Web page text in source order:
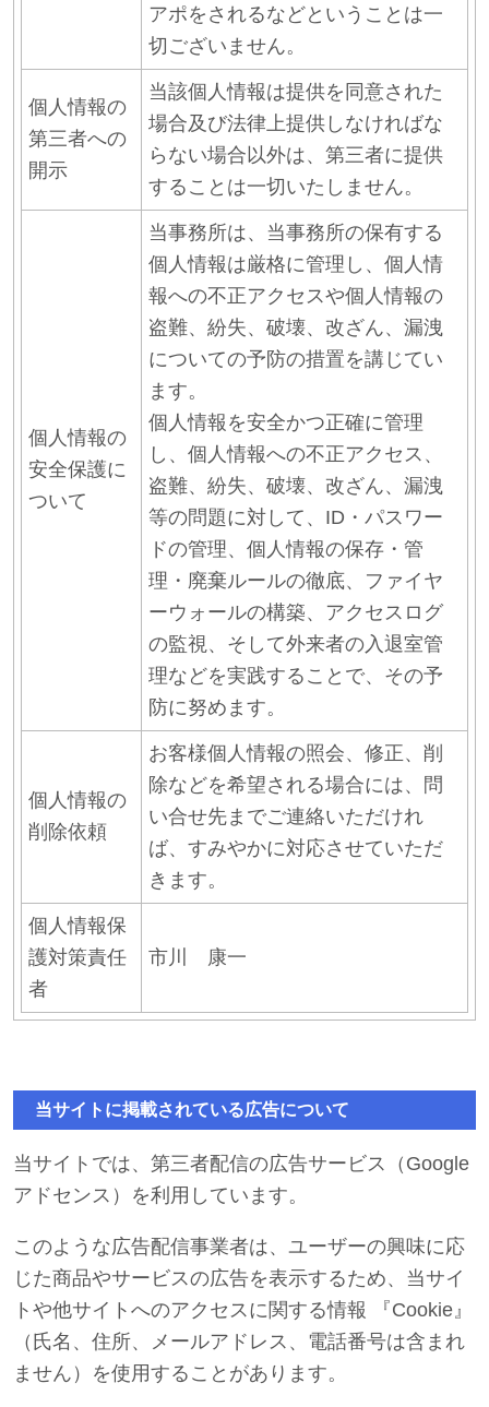
アポをされるなどということは一
切ございません。
個人情報の
第三者への
開示
当該個人情報は提供を同意された
場合及び法律上提供しなければな
らない場合以外は、第三者に提供
することは一切いたしません。
個人情報の
安全保護に
ついて
当事務所は、当事務所の保有する
個人情報は厳格に管理し、個人情
報への不正アクセスや個人情報の
盗難、紛失、破壊、改ざん、漏洩
についての予防の措置を講じてい
ます。
個人情報を安全かつ正確に管理
し、個人情報への不正アクセス、
盗難、紛失、破壊、改ざん、漏洩
等の問題に対して、ID・パスワー
ドの管理、個人情報の保存・管
理・廃棄ルールの徹底、ファイヤ
ーウォールの構築、アクセスログ
の監視、そして外来者の入退室管
理などを実践することで、その予
防に努めます。
個人情報の
削除依頼
お客様個人情報の照会、修正、削
除などを希望される場合には、問
い合せ先までご連絡いただけれ
ば、すみやかに対応させていただ
きます。
個人情報保
護対策責任
者
市川 康一
当サイトに掲載されている広告について
当サイトでは、第三者配信の広告サービス（Google
アドセンス）を利用しています。
このような広告配信事業者は、ユーザーの興味に応
じた商品やサービスの広告を表示するため、当サイ
トや他サイトへのアクセスに関する情報 『Cookie』
（氏名、住所、メールアドレス、電話番号は含まれ
ません）を使用することがあります。